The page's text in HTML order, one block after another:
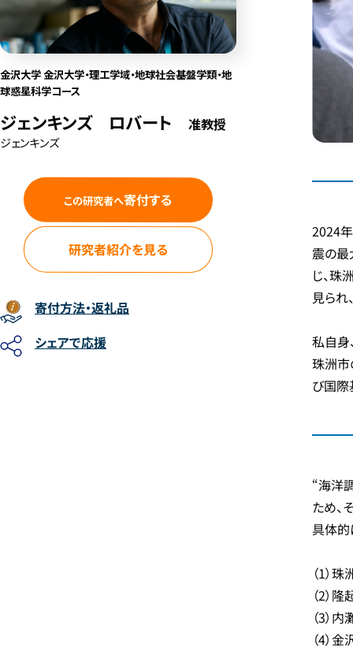
金沢大学 金沢大学・理工学域・地球社会基盤学類・地
球惑星科学コース
ジェンキンズ ロバート 准教授
ジェンキンズ
この研究者へ寄付する
研究者紹介を見る
寄付方法・返礼品
シェアで応援
2024
震の最
じ、珠
見ら
私自身
珠洲市
び国際
“海洋
ため、
具体的
（1）
（2）
（3）
（4）